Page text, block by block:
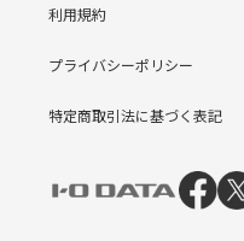
利用規約
プライバシーポリシー
特定商取引法に基づく表記